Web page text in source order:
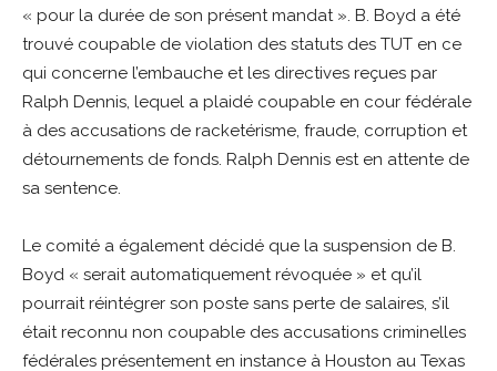
« pour la durée de son présent mandat ». B. Boyd a été
trouvé coupable de violation des statuts des TUT en ce
qui concerne l’embauche et les directives reçues par
Ralph Dennis, lequel a plaidé coupable en cour fédérale
à des accusations de racketérisme, fraude, corruption et
détournements de fonds. Ralph Dennis est en attente de
sa sentence.
Le comité a également décidé que la suspension de B.
Boyd « serait automatiquement révoquée » et qu’il
pourrait réintégrer son poste sans perte de salaires, s’il
était reconnu non coupable des accusations criminelles
fédérales présentement en instance à Houston au Texas